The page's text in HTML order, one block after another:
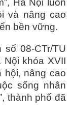
Hà Nội luôn
và nâng cao
bền vững.
08-CTr/TU
Nội khóa XVII
hội, nâng cao
sống nhân
thành phố đã